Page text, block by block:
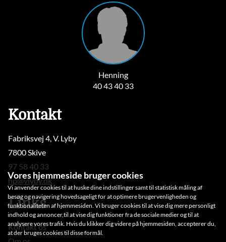
Henning
40 43 40 33
Kontakt
Fabriksvej 4, V. Lyby
7800 Skive
97 58 40 33
hp@vlyby.dk
Links
Kontakt os
Vores hjemmeside bruger cookies
Vi anvender cookies til at huske dine indstillinger samt til statistisk måling af
besøg og navigering hovedsageligt for at optimere brugervenligheden og
funktionaliteten af hjemmesiden. Vi bruger cookies til at vise dig mere personligt
indhold og annoncer,til at vise dig funktioner fra de sociale medier og til at
analysere vores trafik. Hvis du klikker dig videre på hjemmesiden, accepterer du,
at der bruges cookies til disse formål.